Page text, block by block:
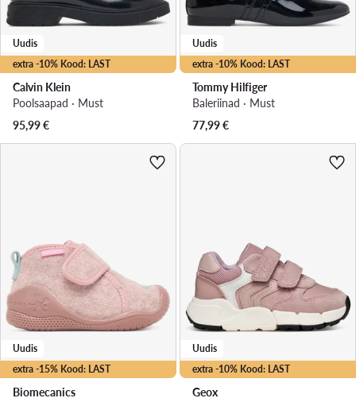
extra -10% Kood: LAST
Uudis
Calvin Klein
Poolsaapad · Must
95,99€
extra -10% Kood: LAST
Uudis
Tommy Hilfiger
Baleriinad · Must
77,99€
extra -15% Kood: LAST
Uudis
Biomecanics
extra -10% Kood: LAST
Uudis
Geox